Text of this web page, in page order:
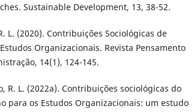
Sustainable Development, 13, 38-52.
L. (2020). Contribuições Sociológicas de
Organizacionais. Revista Pensamento
14(1), 124-145.
R. L. (2022a). Contribuições sociológicas do
para os Estudos Organizacionais: um estudo